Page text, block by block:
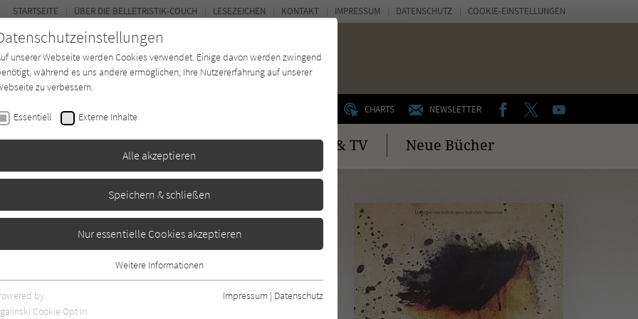
CHARTS NEWSLETTER FACEBOOKTWITTERYOUTUBE
Autor*in Verlage Magazin Kino & TV Neue Bücher
STARTSEITE ÜBER DIE BELLETRISTIK-COUCH LESEZEICHEN KONTAKT IMPRESSUM DATENSCHUTZ COOKIE-EINSTELLUNGEN
über Como
unserer Webseite werden Cookies verwendet. Einige davon werden zwingend
während es uns andere ermöglichen, Ihre Nutzererfahrung auf unserer
zu verbessern.
Essentiell Externe Inhalte
Alle akzeptieren
Speichern & schließen
Nur essentielle Cookies akzeptieren
Essentielle Cookies werden für grundlegende Funktionen der Webseite
benötigt. Dadurch ist gewährleistet, dass die Webseite einwandfrei
Weitere Informationen
by
Cookie Opt In
Impressum | Datenschutz